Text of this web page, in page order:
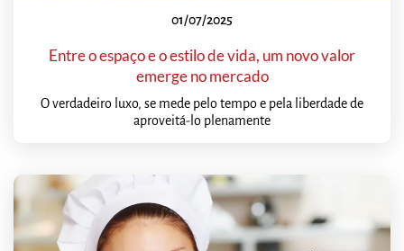
01/07/2025
Entre o espaço e o estilo de vida, um novo valor
emerge no mercado
O verdadeiro luxo, se mede pelo tempo e pela liberdade de
aproveitá-lo plenamente